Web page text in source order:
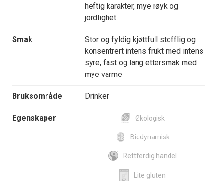
heftig karakter, mye røyk og
jordlighet
Smak
Stor og fyldig kjøttfull stofflig og
konsentrert intens frukt med intens
syre, fast og lang ettersmak med
mye varme
Bruksområde Drinker
Egenskaper Økologisk
Biodynamisk
Rettferdig handel
Lite gluten